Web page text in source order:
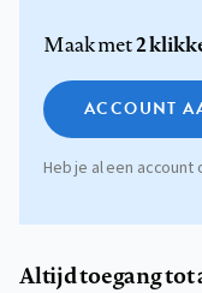
Maak met2
ACCOUNT
Heb je al een
Altijd toegang tot